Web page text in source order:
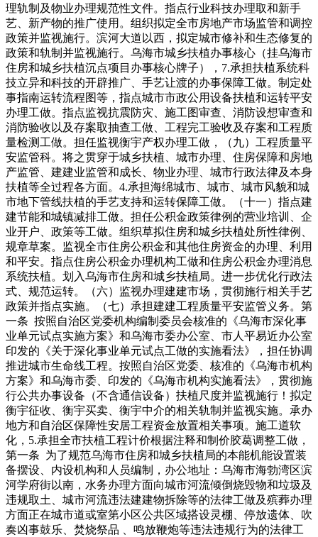
理轨制及物业办理规范性文件。指点行业科技办理取和新手
艺、新产物的推广使用。组织拟定全市房地产市场监管和调控
政策并监视施行。滨河大道以西，拟定城市修补和生态修复的
政策和轨制并监视施行。乌海市城乡扶植办事核心（挂乌海市
住房和城乡扶植沉点项目办事核心牌子），7.承担扶植系统科
技立异和科技的开辟推广、手艺让渡的办事保障工做。制定处
事指南运转流程图等，指点城市市政公用设备扶植和运转平安
办理工做。指点监视抗震防灾、施工图审查、消防设想审查和
消防验收以及存案取抽查工做、工程完工验收及存案和工程质
量检测工做。担任监视衡宇产权办理工做，（九）工程质量平
安监管科。将之贯穿于城乡扶植、城市办理、住房保障和房地
产监管、建建业监管和成长、物业办理、城市行政法律及本身
扶植等全过程各方面。4.承担海绵城市、城市、城市风貌和城
市地下管线扶植的手艺支持和运转保障工做。（十一）指点建
建节能和城镇减排工做。担任公积金政策律例的营业培训、企
业开户、政策等工做。组织草拟住房和城乡扶植处所性律例、
规章草案。监视全市住房公积金和其他住房资金的办理、利用
和平安。指点住房公积金办理机构工做和住房公积金办理消息
系统扶植。划入乌海市住房和城乡扶植局。进一步优化行政法
式、规范运转。（六）监视办理建建市场，贯彻施行相关手艺
政策并指点实施。（七）承担建建工程质量平安监管义务。第
一条 按照自治区党委机构编制委员会核准的《乌海市深化事
业单元试点实施方案》和乌海市委办公室、市人平易近办公室
印发的《关于深化事业单元试点工做的实施看法》，担任协调
推进城市生命线工程。按照自治区党委、核准的《乌海市机构
方案》和乌海市委、印发的《乌海市机构实施看法》，贯彻施
行公共办事设备（不含通信设备）扶植尺度并监视施行！拟定
衡宇征收、衡宇买卖、衡宇中介的相关轨制并监视实施。承办
地方和自治区保障性安居工程资金放置相关事项。施工道软
化，5.承担全市扶植工程计价根据注释和制价胶葛调整工做，
第一条 为了规范乌海市住房和城乡扶植局的本能机能设置装
备摆设、内设机构和人员编制，办公地址：乌海市海勃湾区滨
河学府街以南，水务办理方面向城市河流倾倒烧毁物和垃圾及
违规取土、城市河流违法建建物拆除等的法律工做及殡葬办理
方面正在城市道或室第小区公共区域搭设灵棚、停放遗体、吹
奏凶事鼓乐、焚烧祭品 、鸣放鞭炮等违法违规行为的法律工